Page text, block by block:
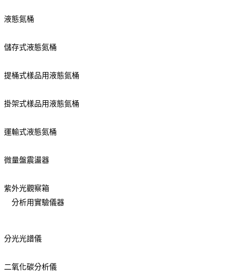
液態氮桶
儲存式液態氮桶
提桶式樣品用液態氮桶
掛架式樣品用液態氮桶
運輸式液態氮桶
微量盤震盪器
紫外光觀察箱
分析用實驗儀器
分光光譜儀
二氧化碳分析儀